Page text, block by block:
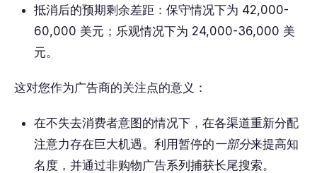
抵消后的预期剩余差距：保守情况下为 42,000-
60,000 美元；乐观情况下为 24,000-36,000 美
元。
这对您作为广告商的关注点的意义：
在不失去消费者意图的情况下，在各渠道重新分配
注意力存在巨大机遇。利用暂停的一部分来提高知
名度，并通过非购物广告系列捕获长尾搜索。